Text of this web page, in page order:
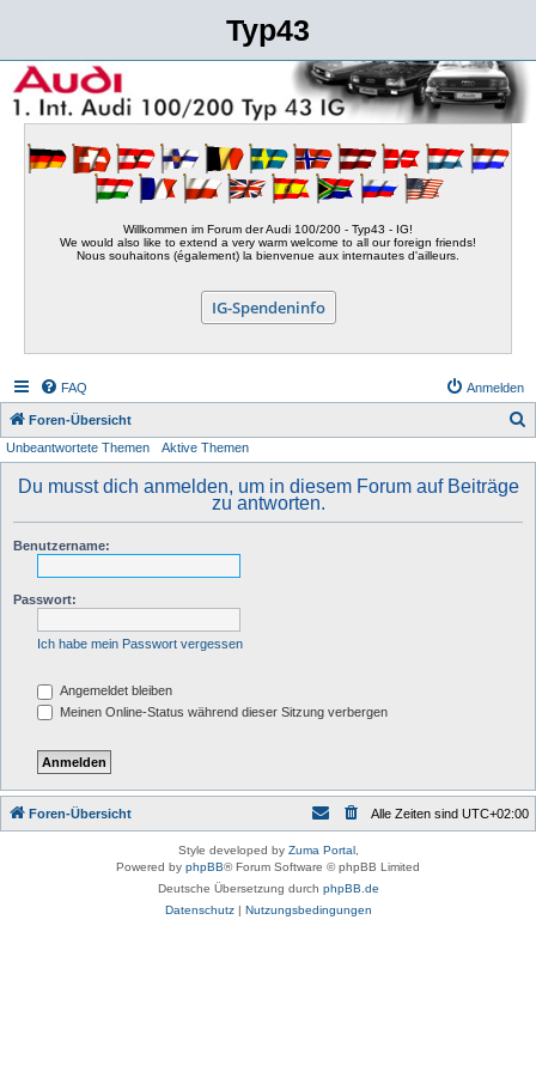
Typ43
Willkommen im Forum der Audi 100/200 - Typ43 - IG!
We would also like to extend a very warm welcome to all our foreign friends!
Nous souhaitons (également) la bienvenue aux internautes d'ailleurs.
IG-Spendeninfo
FAQ Anmelden
Foren-Übersicht
Unbeantwortete Themen Aktive Themen
Du musst dich anmelden, um in diesem Forum auf Beiträge
zu antworten.
Benutzername:
Passwort:
Ich habe mein Passwort vergessen
Angemeldet bleiben
Meinen Online-Status während dieser Sitzung verbergen
Foren-Übersicht Alle Zeiten sind UTC+02:00
Style developed by Zuma Portal,
Powered by phpBB® Forum Software © phpBB Limited
Deutsche Übersetzung durch phpBB.de
Datenschutz| Nutzungsbedingungen